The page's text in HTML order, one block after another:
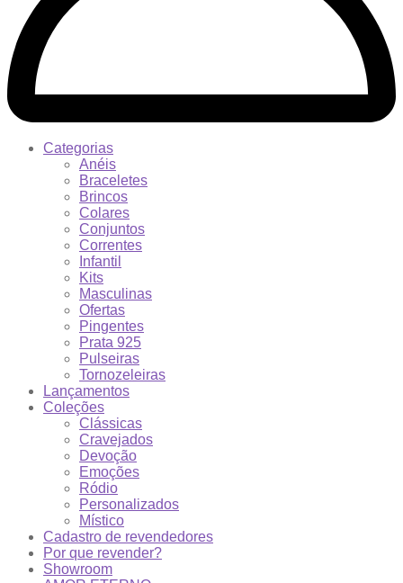
Categorias
Anéis
Braceletes
Brincos
Colares
Conjuntos
Correntes
Infantil
Kits
Masculinas
Ofertas
Pingentes
Prata 925
Pulseiras
Tornozeleiras
Lançamentos
Coleções
Clássicas
Cravejados
Devoção
Emoções
Ródio
Personalizados
Místico
Cadastro de revendedores
Por que revender?
Showroom